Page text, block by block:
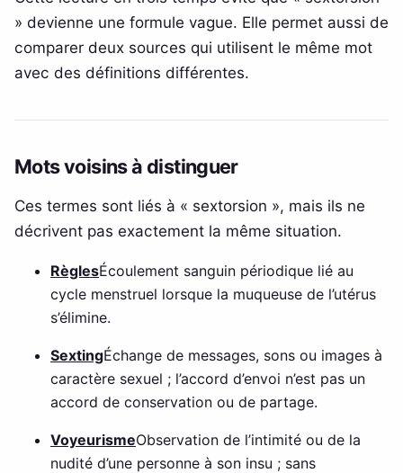
» devienne une formule vague. Elle permet aussi de
comparer deux sources qui utilisent le même mot
avec des définitions différentes.
Mots voisins à distinguer
Ces termes sont liés à « sextorsion », mais ils ne
décrivent pas exactement la même situation.
RèglesÉcoulement sanguin périodique lié au
cycle menstruel lorsque la muqueuse de l’utérus
s’élimine.
SextingÉchange de messages, sons ou images à
caractère sexuel ; l’accord d’envoi n’est pas un
accord de conservation ou de partage.
VoyeurismeObservation de l’intimité ou de la
nudité d’une personne à son insu ; sans